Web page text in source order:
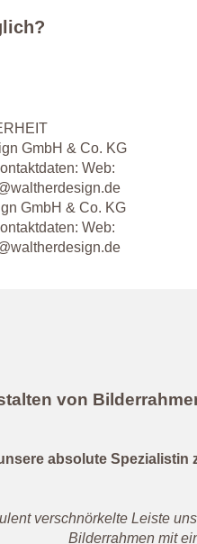
GmbH & Co. KG
Web:
GmbH & Co. KG
Web:
von
absolute Spezialistin
verschnörkelte Leiste
Bilderrahmen mit